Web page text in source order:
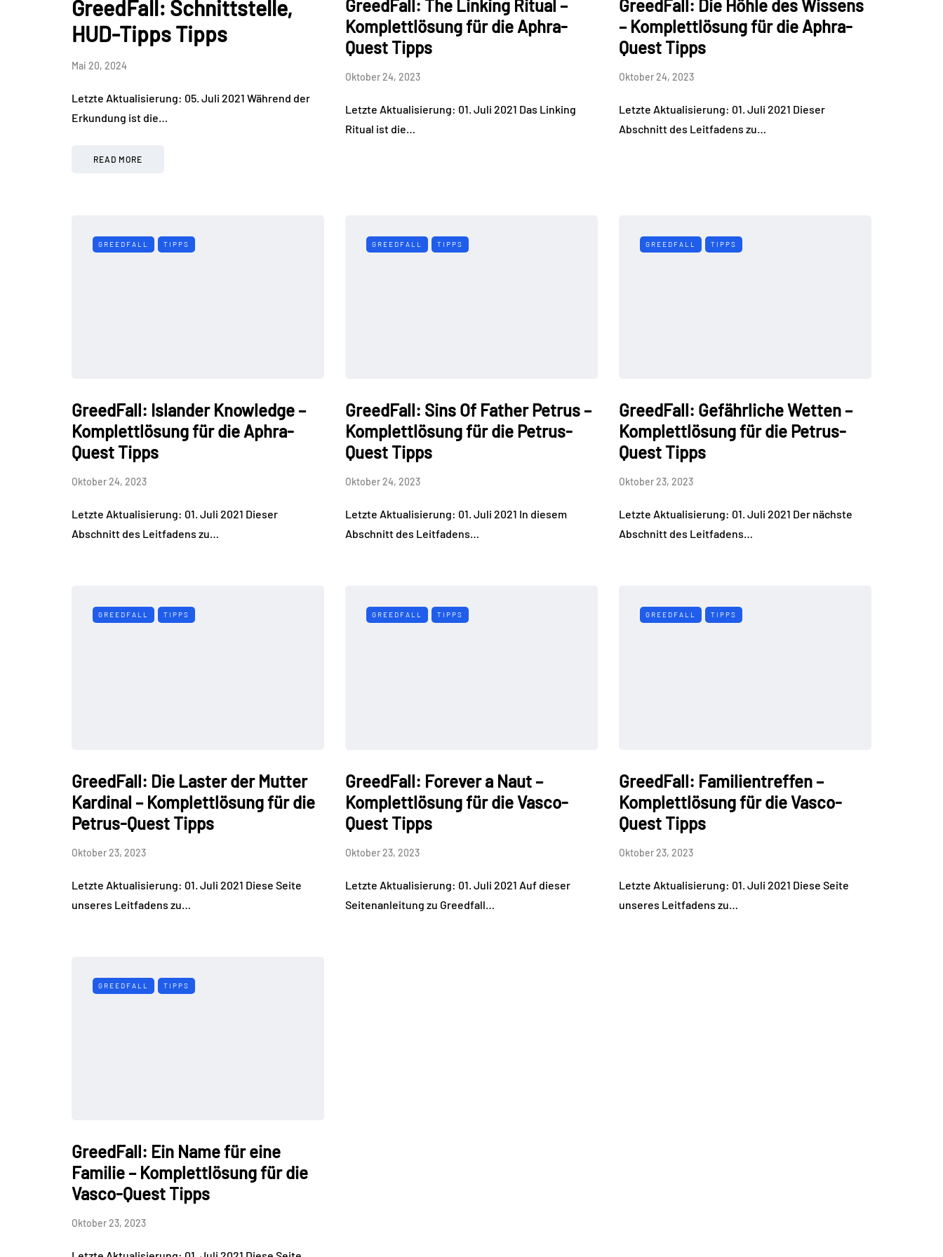
GreedFall: Schnittstelle,
HUD-Tipps Tipps
Mai 20, 2024
Letzte Aktualisierung: 05. Juli 2021 Während der
Erkundung ist die…
READ MORE
GreedFall: The Linking Ritual –
Komplettlösung für die Aphra-
Quest Tipps
Oktober 24, 2023
Letzte Aktualisierung: 01. Juli 2021 Das Linking
Ritual ist die…
GreedFall: Die Höhle des Wissens
– Komplettlösung für die Aphra-
Quest Tipps
Oktober 24, 2023
Letzte Aktualisierung: 01. Juli 2021 Dieser
Abschnitt des Leitfadens zu…
GREEDFALL TIPPS
GreedFall: Islander Knowledge –
Komplettlösung für die Aphra-
Quest Tipps
Oktober 24, 2023
Letzte Aktualisierung: 01. Juli 2021 Dieser
Abschnitt des Leitfadens zu…
GREEDFALL TIPPS
GreedFall: Sins Of Father Petrus –
Komplettlösung für die Petrus-
Quest Tipps
Oktober 24, 2023
Letzte Aktualisierung: 01. Juli 2021 In diesem
Abschnitt des Leitfadens…
GREEDFALL TIPPS
GreedFall: Gefährliche Wetten –
Komplettlösung für die Petrus-
Quest Tipps
Oktober 23, 2023
Letzte Aktualisierung: 01. Juli 2021 Der nächste
Abschnitt des Leitfadens…
GREEDFALL TIPPS
GreedFall: Die Laster der Mutter
Kardinal – Komplettlösung für die
Petrus-Quest Tipps
Oktober 23, 2023
Letzte Aktualisierung: 01. Juli 2021 Diese Seite
unseres Leitfadens zu…
GREEDFALL TIPPS
GreedFall: Forever a Naut –
Komplettlösung für die Vasco-
Quest Tipps
Oktober 23, 2023
Letzte Aktualisierung: 01. Juli 2021 Auf dieser
Seitenanleitung zu Greedfall…
GREEDFALL TIPPS
GreedFall: Familientreffen –
Komplettlösung für die Vasco-
Quest Tipps
Oktober 23, 2023
Letzte Aktualisierung: 01. Juli 2021 Diese Seite
unseres Leitfadens zu…
GREEDFALL TIPPS
GreedFall: Ein Name für eine
Familie – Komplettlösung für die
Vasco-Quest Tipps
Oktober 23, 2023